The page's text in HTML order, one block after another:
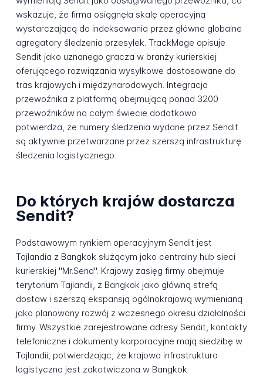
wskazuje, że firma osiągnęła skalę operacyjną
wystarczającą do indeksowania przez główne globalne
agregatory śledzenia przesyłek. TrackMage opisuje
Sendit jako uznanego gracza w branży kurierskiej
oferującego rozwiązania wysyłkowe dostosowane do
tras krajowych i międzynarodowych. Integracja
przewoźnika z platformą obejmującą ponad 3200
przewoźników na całym świecie dodatkowo
potwierdza, że numery śledzenia wydane przez Sendit
są aktywnie przetwarzane przez szerszą infrastrukturę
śledzenia logistycznego.
Do których krajów dostarcza
Sendit?
Podstawowym rynkiem operacyjnym Sendit jest
Tajlandia z Bangkok służącym jako centralny hub sieci
kurierskiej "Mr.Send". Krajowy zasięg firmy obejmuje
terytorium Tajlandii, z Bangkok jako główną strefą
dostaw i szerszą ekspansją ogólnokrajową wymienianą
jako planowany rozwój z wczesnego okresu działalności
firmy. Wszystkie zarejestrowane adresy Sendit, kontakty
telefoniczne i dokumenty korporacyjne mają siedzibę w
Tajlandii, potwierdzając, że krajowa infrastruktura
logistyczna jest zakotwiczona w Bangkok.